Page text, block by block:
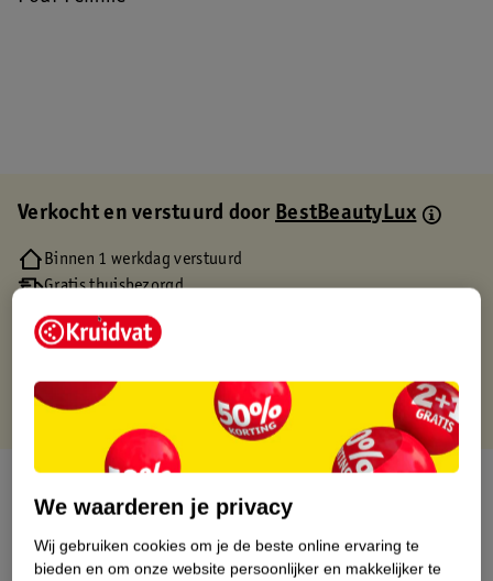
Verkocht en verstuurd doorBestBeautyLux
Binnen 1 werkdag verstuurd
Gratis thuisbezorgd
Gratis retourneren via verkooppartner.
Gratis punten met je Kruidvat kaart
Productinformatie
We waarderen je privacy
Wij gebruiken cookies om je de beste online ervaring te
bieden en om onze website persoonlijker en makkelijker te